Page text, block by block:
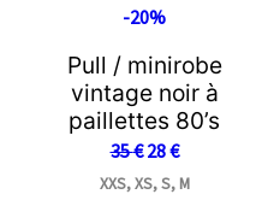
-20%
Pull / minirobe
vintage noir à
paillettes 80’s
35€ 28€
XXS, XS, S, M